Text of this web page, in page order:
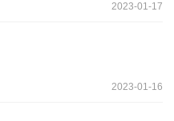
2023-01-17
2023-01-16